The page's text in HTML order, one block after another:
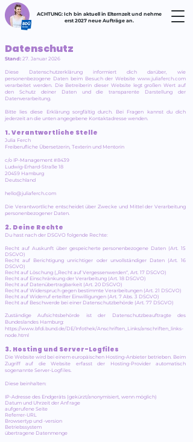
ACHTUNG: Ich bin aktuell in Elternzeit und nehme
erst 2027 neue Aufträge an.
Datenschutz
Stand: 27. Januar 2026
Diese Datenschutzerklärung informiert dich darüber, wie
personenbezogene Daten beim Besuch der Website www.juliaferch.com
verarbeitet werden. Die Betreiberin dieser Website legt großen Wert auf
den Schutz deiner Daten und die transparente Darstellung der
Datenverarbeitung.
Bitte lies diese Erklärung sorgfältig durch. Bei Fragen kannst du dich
jederzeit an die unten angegebene Kontaktadresse wenden.
1. Verantwortliche Stelle
Julia Ferch
Freiberufliche Übersetzerin, Texterin und Mentorin
c/o IP-Management #8439
Ludwig-Erhard-Straße 18
20459 Hamburg
Deutschland
hello@juliaferch.com
Die Verantwortliche entscheidet über Zwecke und Mittel der Verarbeitung
personenbezogener Daten.
2. Deine Rechte
Du hast nach der DSGVO folgende Rechte:
Recht auf Auskunft über gespeicherte personenbezogene Daten (Art. 15
DSGVO)
Recht auf Berichtigung unrichtiger oder unvollständiger Daten (Art. 16
DSGVO)
Recht auf Löschung („Recht auf Vergessenwerden“, Art. 17 DSGVO)
Recht auf Einschränkung der Verarbeitung (Art. 18 DSGVO)
Recht auf Datenübertragbarkeit (Art. 20 DSGVO)
Recht auf Widerspruch gegen bestimmte Verarbeitungen (Art. 21 DSGVO)
Recht auf Widerruf erteilter Einwilligungen (Art. 7 Abs. 3 DSGVO)
Recht auf Beschwerde bei einer Datenschutzbehörde (Art. 77 DSGVO)
Zuständige Aufsichtsbehörde ist der Datenschutzbeauftragte des
Bundeslandes Hamburg:
https://www.bfdi.bund.de/DE/Infothek/Anschriften_Links/anschriften_links-
node.html
3. Hosting und Server-Logfiles
Die Website wird bei einem europäischen Hosting-Anbieter betrieben. Beim
Zugriff auf die Website erfasst der Hosting-Provider automatisch
sogenannte Server-Logfiles.
Diese beinhalten:
IP-Adresse des Endgeräts (gekürzt/anonymisiert, wenn möglich)
Datum und Uhrzeit der Anfrage
aufgerufene Seite
Referrer-URL
Browsertyp und -version
Betriebssystem
übertragene Datenmenge